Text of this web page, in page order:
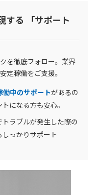
する 「サポート
を徹底フォロー。業界
定稼働をご支援。
働中のサポートがあるの
になる方も安心。
ラブルが発生した際の
しっかりサポート